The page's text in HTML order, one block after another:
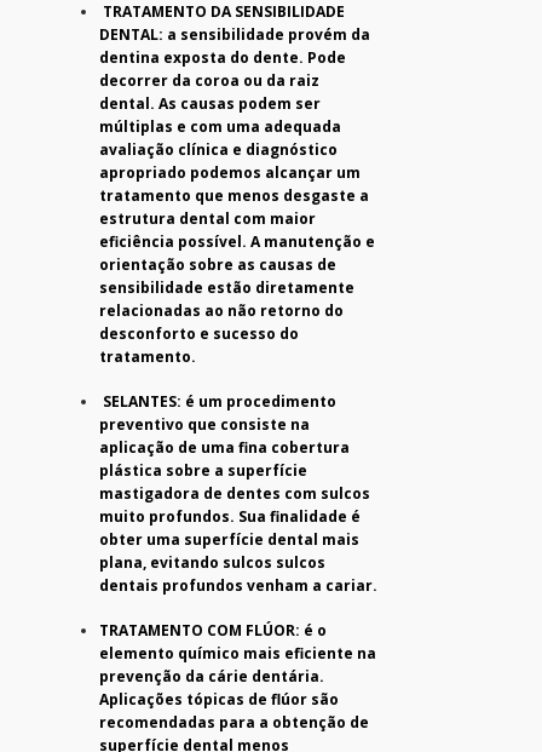
TRATAMENTO DA SENSIBILIDADE
DENTAL: a sensibilidade provém da
dentina exposta do dente. Pode
decorrer da coroa ou da raiz
dental. As causas podem ser
múltiplas e com uma adequada
avaliação clínica e diagnóstico
apropriado podemos alcançar um
tratamento que menos desgaste a
estrutura dental com maior
eficiência possível. A manutenção e
orientação sobre as causas de
sensibilidade estão diretamente
relacionadas ao não retorno do
desconforto e sucesso do
tratamento.
SELANTES: é um procedimento
preventivo que consiste na
aplicação de uma fina cobertura
plástica sobre a superfície
mastigadora de dentes com sulcos
muito profundos. Sua finalidade é
obter uma superfície dental mais
plana, evitando sulcos sulcos
dentais profundos venham a cariar.
TRATAMENTO COM FLÚOR: é o
elemento químico mais eficiente na
prevenção da cárie dentária.
Aplicações tópicas de flúor são
recomendadas para a obtenção de
superfície dental menos